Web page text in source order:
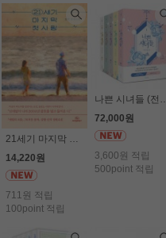
21세기 마지막 첫사랑 - 김빵
14,220원
711원 적립
100point 적립
72,000원
3,600원 적립
500point 적립